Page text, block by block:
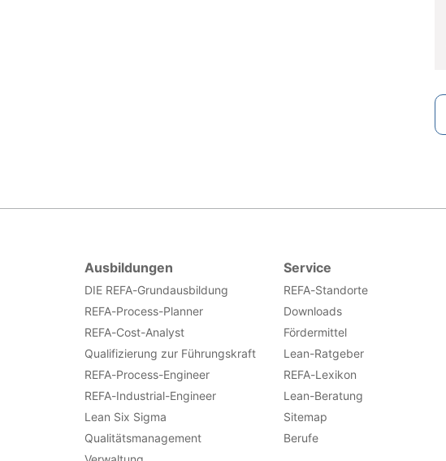
Ausbildungen
DIE REFA-Grundausbildung
REFA-Process-Planner
REFA-Cost-Analyst
Qualifizierung zur Führungskraft
REFA-Process-Engineer
REFA-Industrial-Engineer
Lean Six Sigma
Qualitätsmanagement
Service
REFA-Standorte
Downloads
Fördermittel
Lean-Ratgeber
REFA-Lexikon
Lean-Beratung
Sitemap
Berufe